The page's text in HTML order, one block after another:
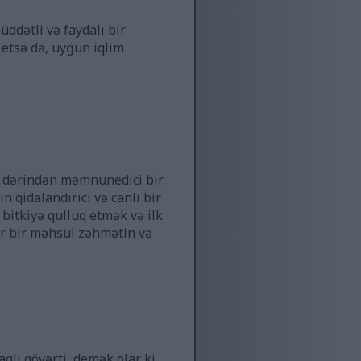
və faydalı bir
də, uyğun iqlim
məmnunedici bir
qidalandırıcı və canlı bir
bitkiyə qulluq etmək və ilk
bir məhsul zəhmətin və